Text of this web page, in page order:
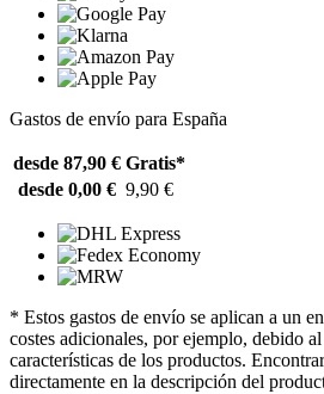
Gastos de envío para España
desde 87,90 € Gratis*
desde 0,00 € 9,90 €
* Estos gastos de envío se aplican a un
costes adicionales, por ejemplo, debido
características de los productos.
directamente en la descripción del